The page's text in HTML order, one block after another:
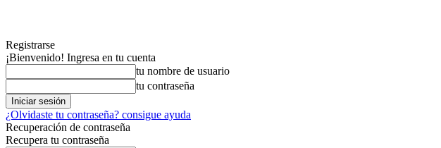
Registrarse
¡Bienvenido! Ingresa en tu cuenta
tu nombre de usuario
tu contraseña
¿Olvidaste tu contraseña? consigue ayuda
Recuperación de contraseña
Recupera tu contraseña